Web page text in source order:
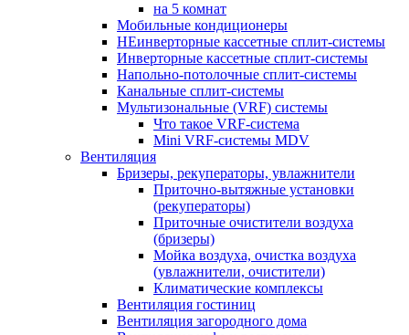
на 5 комнат
Мобильные кондиционеры
НЕинверторные кассетные сплит-системы
Инверторные кассетные сплит-системы
Напольно-потолочные сплит-системы
Канальные сплит-системы
Мультизональные (VRF) системы
Что такое VRF-система
Mini VRF-системы MDV
Вентиляция
Бризеры, рекуператоры, увлажнители
Приточно-вытяжные установки
(рекуператоры)
Приточные очистители воздуха
(бризеры)
Мойка воздуха, очистка воздуха
(увлажнители, очистители)
Климатические комплексы
Вентиляция гостиниц
Вентиляция загородного дома